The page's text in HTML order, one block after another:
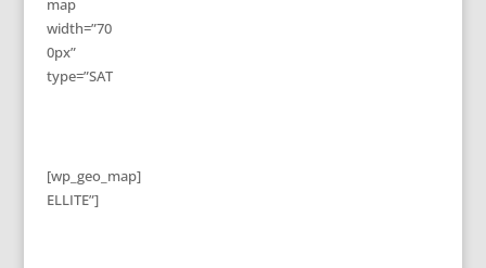
[wp_geo_map]
map
width=”70
0px”
type=”SAT
ELLITE”]